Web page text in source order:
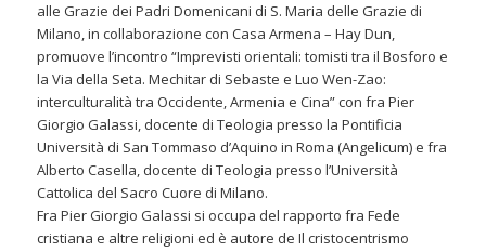
alle Grazie dei Padri Domenicani di S. Maria delle Grazie di
Milano, in collaborazione con Casa Armena – Hay Dun,
promuove l’incontro “Imprevisti orientali: tomisti tra il Bosforo e
la Via della Seta. Mechitar di Sebaste e Luo Wen-Zao:
interculturalità tra Occidente, Armenia e Cina” con fra Pier
Giorgio Galassi, docente di Teologia presso la Pontificia
Università di San Tommaso d’Aquino in Roma (Angelicum) e fra
Alberto Casella, docente di Teologia presso l’Università
Cattolica del Sacro Cuore di Milano.
Fra Pier Giorgio Galassi si occupa del rapporto fra Fede
cristiana e altre religioni ed è autore de Il cristocentrismo